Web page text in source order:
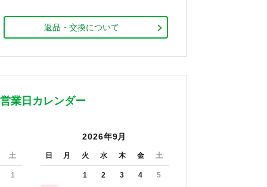
返品・交換について
営業日カレンダー
土
1
2026年9月
日 月 火 水 木 金 土
1 2 3 4 5